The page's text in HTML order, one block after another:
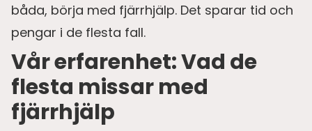
båda, börja med fjärrhjälp. Det sparar tid och
pengar i de flesta fall.
Vår erfarenhet: Vad de
flesta missar med
fjärrhjälp